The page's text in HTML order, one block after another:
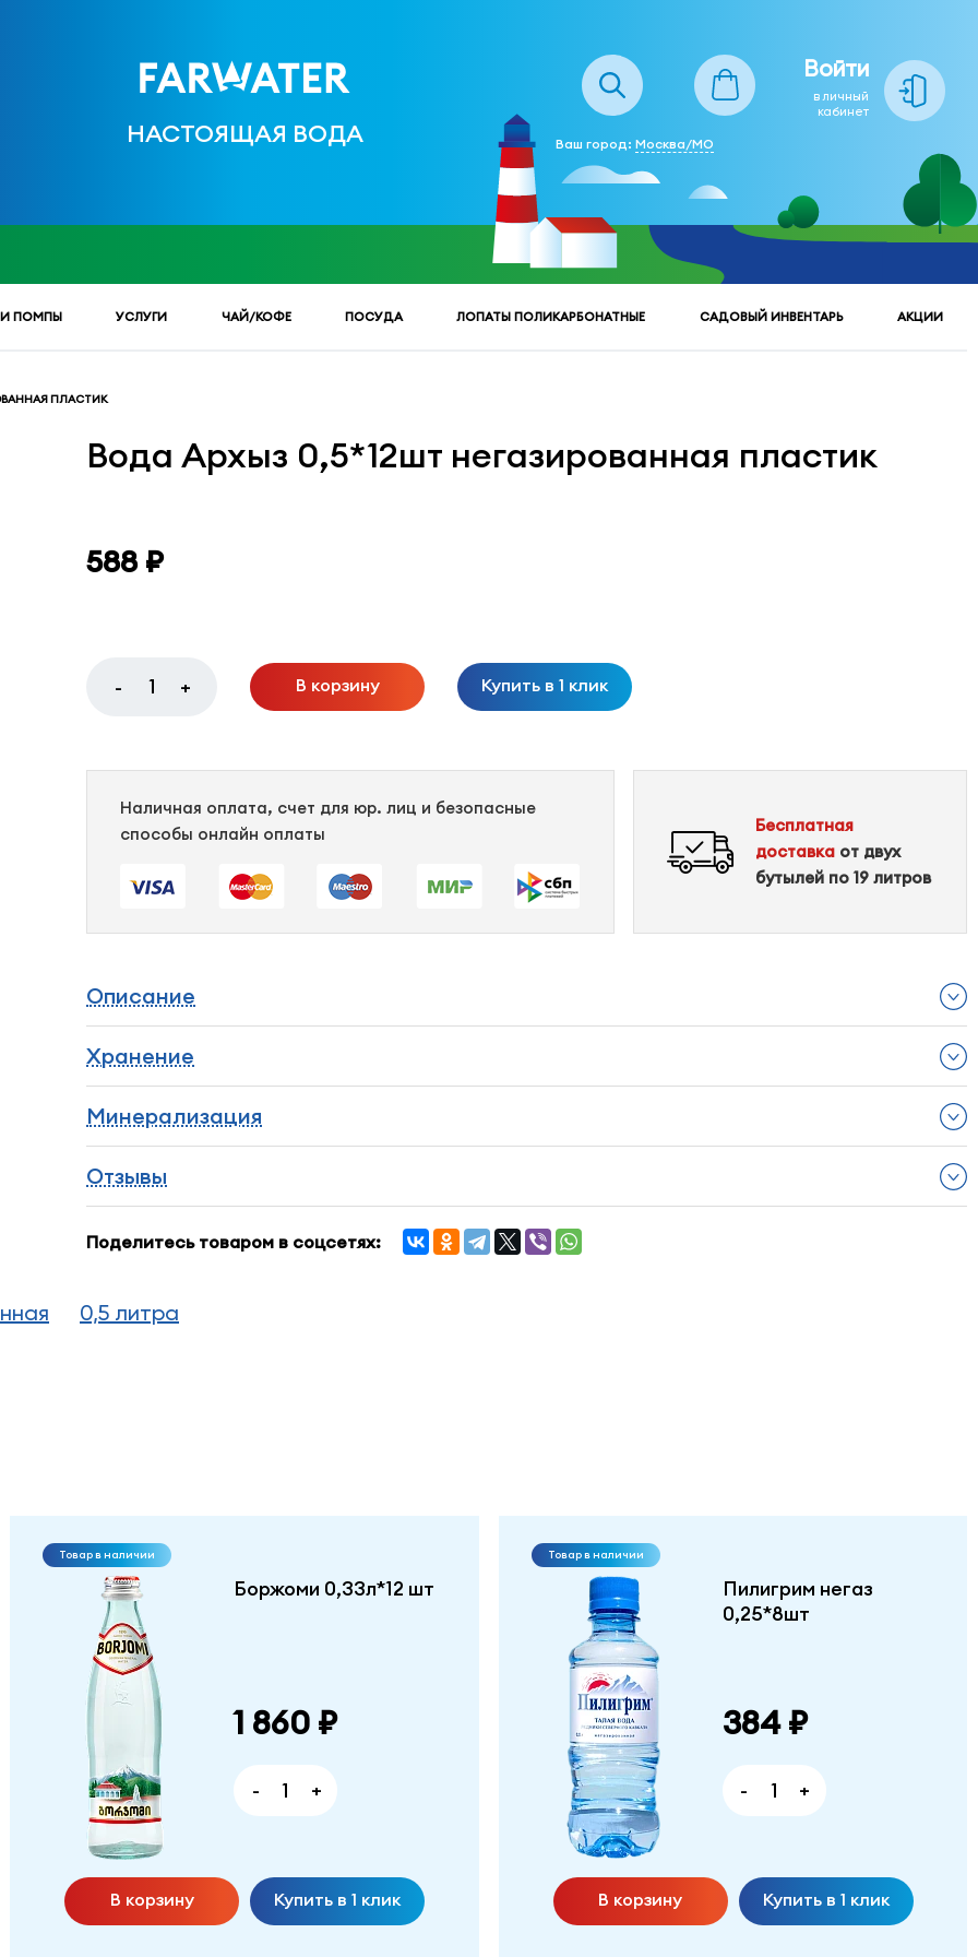
НАСТОЯЩАЯ ВОДА
Войти
в личный
кабинет
Ваш город: Москва/МО
И ПОМПЫ УСЛУГИ ЧАЙ/КОФЕ ПОСУДА ЛОПАТЫ ПОЛИКАРБОНАТНЫЕ САДОВЫЙ ИНВЕНТАРЬ АКЦИИ
ПЛАСТИК
Вода Архыз 0,5*12шт негазированная пластик
588 ₽
- + В корзину Купить в 1 клик
Наличная оплата, счет для юр. лиц и безопасные
способы онлайн оплаты
Бесплатная
доставкаот двух
бутылей по 19 литров
Описание
Хранение
Минерализация
Отзывы
Поделитесь товаром в соцсетях:
0,5 литра
Товар в наличии
Боржоми 0,33л*12 шт
1 860 ₽
- +
В корзину Купить в 1 клик
Товар в наличии
Пилигрим негаз
0,25*8шт
384 ₽
- +
В корзину Купить в 1 клик